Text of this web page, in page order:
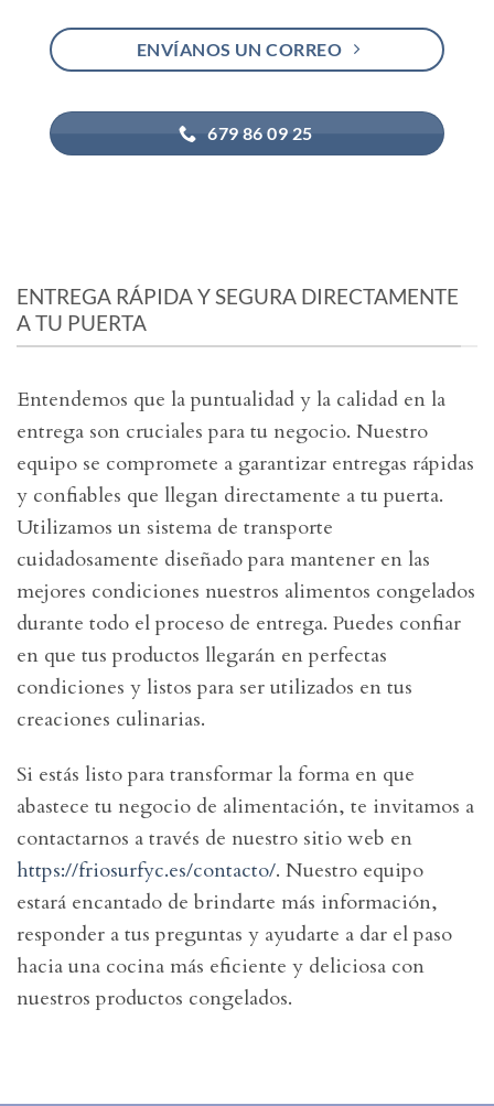
ENVÍANOS UN CORREO
679 86 09 25
ENTREGA RÁPIDA Y SEGURA DIRECTAMENTE
A TU PUERTA
Entendemos que la puntualidad y la calidad en la
entrega son cruciales para tu negocio. Nuestro
equipo se compromete a garantizar entregas rápidas
y confiables que llegan directamente a tu puerta.
Utilizamos un sistema de transporte
cuidadosamente diseñado para mantener en las
mejores condiciones nuestros alimentos congelados
durante todo el proceso de entrega. Puedes confiar
en que tus productos llegarán en perfectas
condiciones y listos para ser utilizados en tus
creaciones culinarias.
Si estás listo para transformar la forma en que
abastece tu negocio de alimentación, te invitamos a
contactarnos a través de nuestro sitio web en
https://friosurfyc.es/contacto/. Nuestro equipo
estará encantado de brindarte más información,
responder a tus preguntas y ayudarte a dar el paso
hacia una cocina más eficiente y deliciosa con
nuestros productos congelados.